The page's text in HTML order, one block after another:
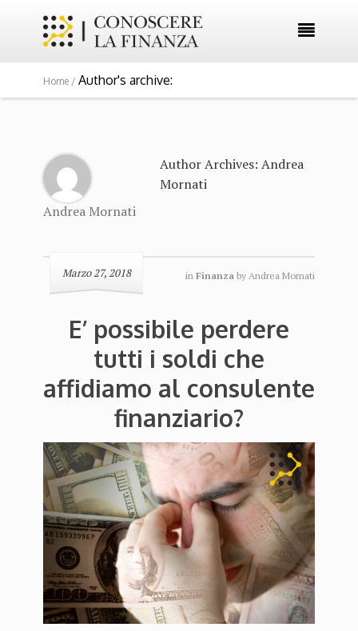

Home / Author's archive:
Andrea Mornati
Author Archives: Andrea
Mornati
Marzo 27, 2018 in Finanza by Andrea Mornati
E’ possibile perdere
tutti i soldi che
affidiamo al consulente
finanziario?